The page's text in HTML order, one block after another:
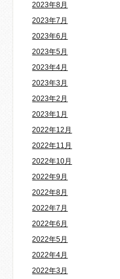
2023年8月
2023年7月
2023年6月
2023年5月
2023年4月
2023年3月
2023年2月
2023年1月
2022年12月
2022年11月
2022年10月
2022年9月
2022年8月
2022年7月
2022年6月
2022年5月
2022年4月
2022年3月